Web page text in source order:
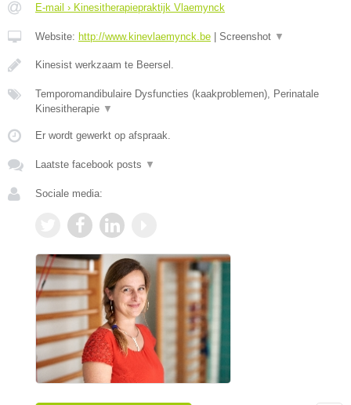
E-mail › Kinesitherapiepraktijk Vlaemynck
Website: http://www.kinevlaemynck.be | Screenshot ▼
Kinesist werkzaam te Beersel.
Temporomandibulaire Dysfuncties (kaakproblemen), Perinatale
Kinesitherapie ▼
Er wordt gewerkt op afspraak.
Laatste facebook posts ▼
Sociale media: